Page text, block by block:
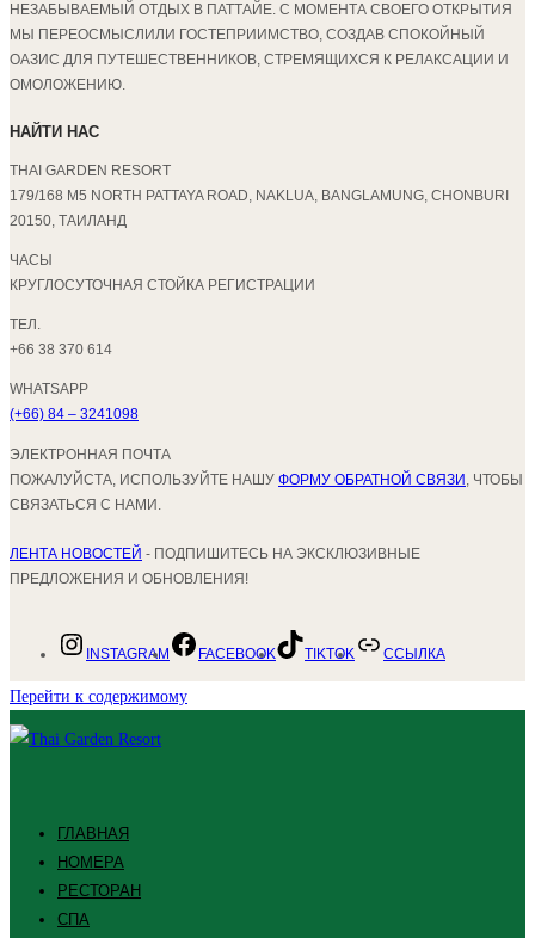
НЕЗАБЫВАЕМЫЙ ОТДЫХ В ПАТТАЙЕ. С МОМЕНТА СВОЕГО ОТКРЫТИЯ
МЫ ПЕРЕОСМЫСЛИЛИ ГОСТЕПРИИМСТВО, СОЗДАВ СПОКОЙНЫЙ
ОАЗИС ДЛЯ ПУТЕШЕСТВЕННИКОВ, СТРЕМЯЩИХСЯ К РЕЛАКСАЦИИ И
ОМОЛОЖЕНИЮ.
НАЙТИ НАС
THAI GARDEN RESORT
179/168 M5 NORTH PATTAYA ROAD, NAKLUA, BANGLAMUNG, CHONBURI
20150, ТАИЛАНД
ЧАСЫ
КРУГЛОСУТОЧНАЯ СТОЙКА РЕГИСТРАЦИИ
ТЕЛ.
+66 38 370 614
WHATSAPP
(+66) 84 – 3241098
ЭЛЕКТРОННАЯ ПОЧТА
ПОЖАЛУЙСТА, ИСПОЛЬЗУЙТЕ НАШУ ФОРМУ ОБРАТНОЙ СВЯЗИ , ЧТОБЫ
СВЯЗАТЬСЯ С НАМИ.
ЛЕНТА НОВОСТЕЙ - ПОДПИШИТЕСЬ НА ЭКСКЛЮЗИВНЫЕ
ПРЕДЛОЖЕНИЯ И ОБНОВЛЕНИЯ!
INSTAGRAM FACEBOOK TIKTOK ССЫЛКА
Перейти к содержимому
ГЛАВНАЯ
НОМЕРА
РЕСТОРАН
СПА